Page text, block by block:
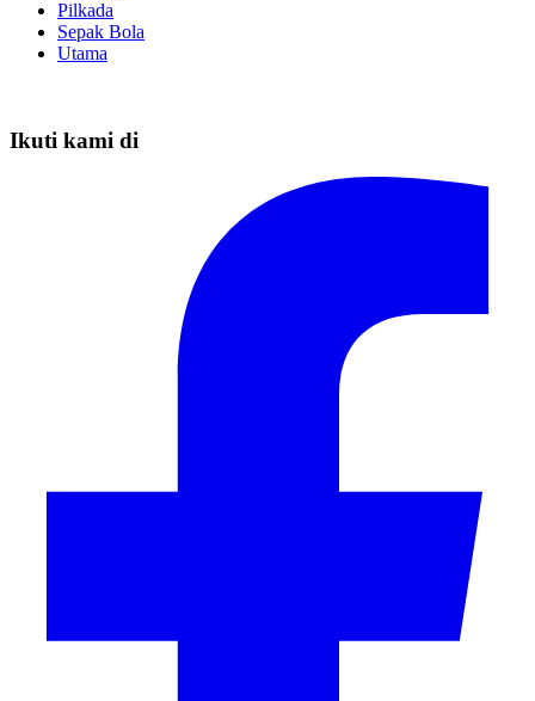
Pilkada
Sepak Bola
Utama
Ikuti kami di